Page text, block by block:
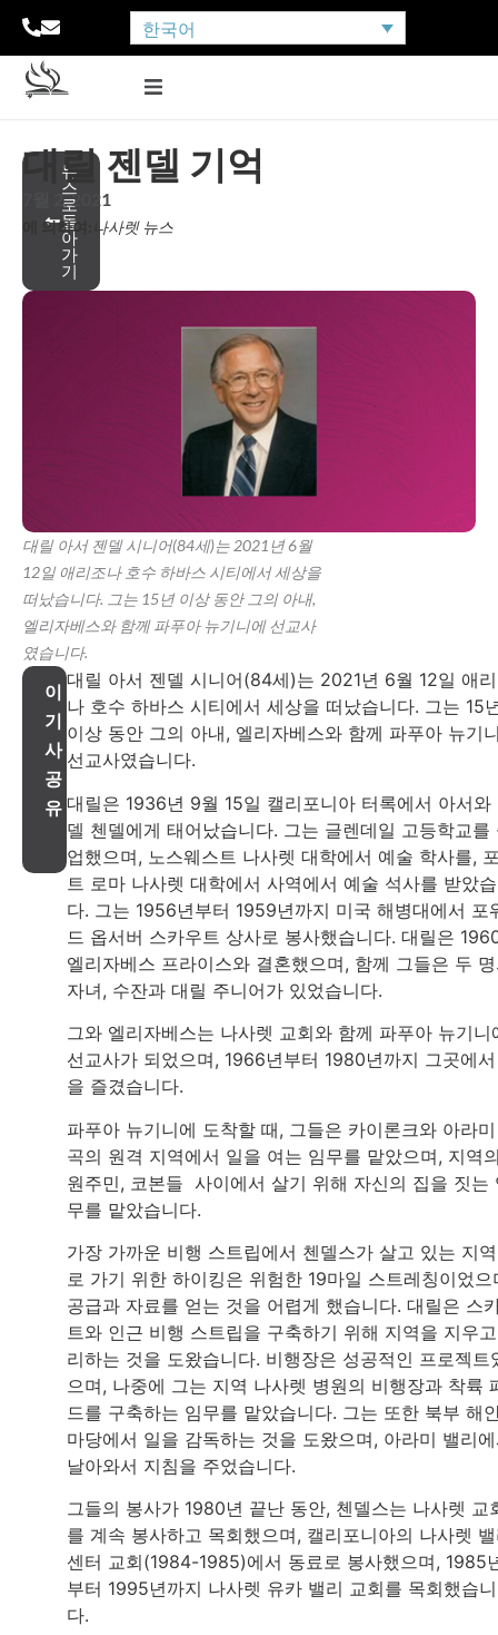
한국어
뉴
스
로
돌
아
가
기
대릴 젠델 기억
7월 2, 2021
에 의하여: 나사렛 뉴스
대릴 아서 젠델 시니어(84세)는 2021년 6월
12일 애리조나 호수 하바스 시티에서 세상을
떠났습니다. 그는 15년 이상 동안 그의 아내,
엘리자베스와 함께 파푸아 뉴기니에 선교사
였습니다.
이
기
사
공
유
대릴 아서 젠델 시니어(84세)는 2021년 6월 12일 애
나 호수 하바스 시티에서 세상을 떠났습니다. 그는 15
이상 동안 그의 아내, 엘리자베스와 함께 파푸아 뉴기
선교사였습니다.
대릴은 1936년 9월 15일 캘리포니아 터록에서 아서와
델 첸델에게 태어났습니다. 그는 글렌데일 고등학교를
업했으며, 노스웨스트 나사렛 대학에서 예술 학사를,
트 로마 나사렛 대학에서 사역에서 예술 석사를 받았
다. 그는 1956년부터 1959년까지 미국 해병대에서 포
드 옵서버 스카우트 상사로 봉사했습니다. 대릴은
엘리자베스 프라이스와 결혼했으며, 함께 그들은 두
자녀, 수잔과 대릴 주니어가 있었습니다.
그와 엘리자베스는 나사렛 교회와 함께 파푸아 뉴기니
선교사가 되었으며, 1966년부터 1980년까지 그곳에
을 즐겼습니다.
파푸아 뉴기니에 도착할 때, 그들은 카이론크와 아라
곡의 원격 지역에서 일을 여는 임무를 맡았으며, 지역
원주민, 코본들 사이에서 살기 위해 자신의 집을 짓는
무를 맡았습니다.
가장 가까운 비행 스트립에서 첸델스가 살고 있는 지
로 가기 위한 하이킹은 위험한 19마일 스트레칭이었으
공급과 자료를 얻는 것을 어렵게 했습니다. 대릴은 스
트와 인근 비행 스트립을 구축하기 위해 지역을 지우
리하는 것을 도왔습니다. 비행장은 성공적인 프로젝트
으며, 나중에 그는 지역 나사렛 병원의 비행장과 착륙
드를 구축하는 임무를 맡았습니다. 그는 또한 북부 해
마당에서 일을 감독하는 것을 도왔으며, 아라미 밸리
날아와서 지침을 주었습니다.
그들의 봉사가 1980년 끝난 동안, 첸델스는 나사렛 교
를 계속 봉사하고 목회했으며, 캘리포니아의 나사렛
센터 교회(1984-1985)에서 동료로 봉사했으며, 1985
부터 1995년까지 나사렛 유카 밸리 교회를 목회했습니
다.